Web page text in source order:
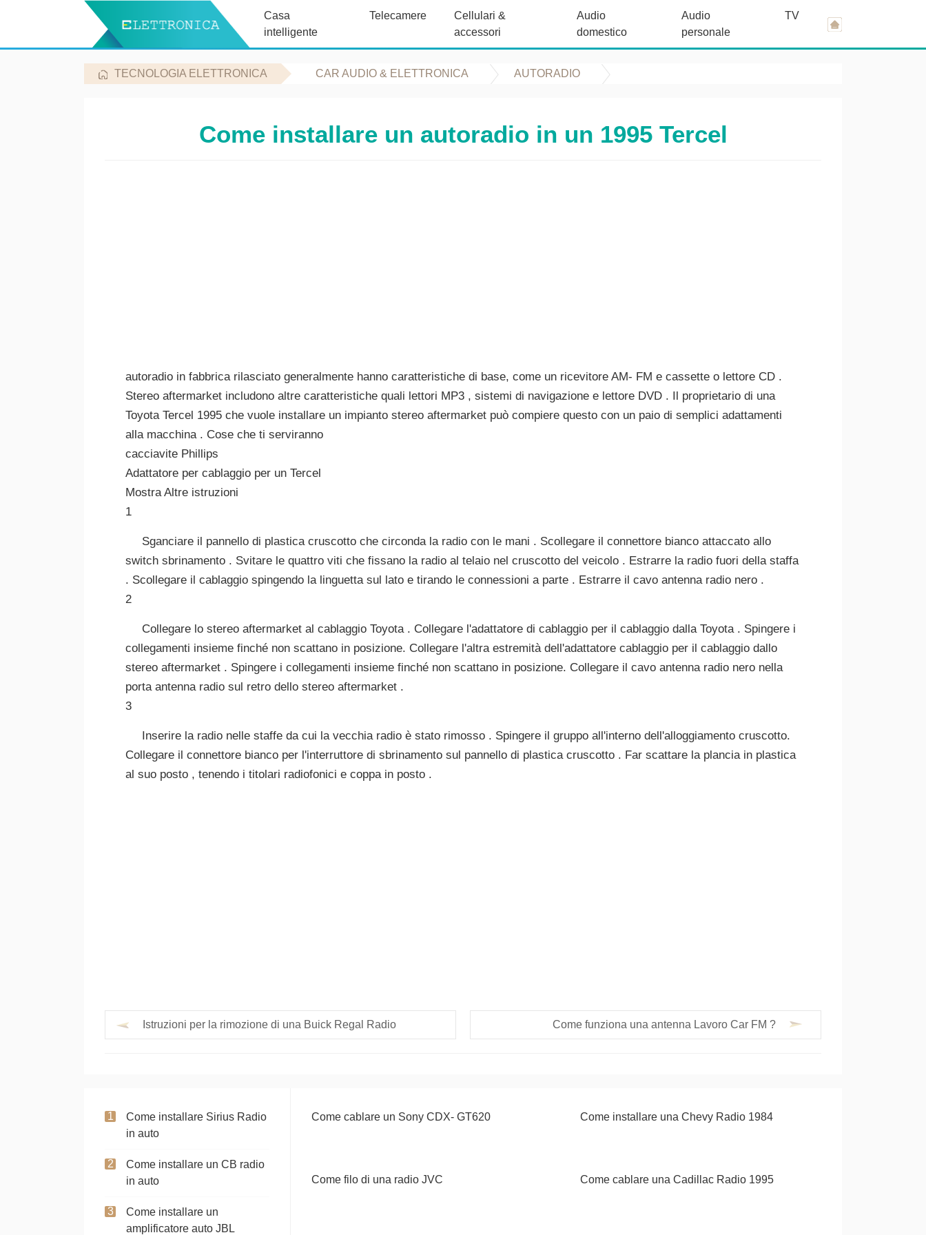
Casa
intelligente
Telecamere
Cellulari &
accessori
Audio
domestico
Audio
personale
TV
TECNOLOGIA ELETTRONICA CAR AUDIO & ELETTRONICA AUTORADIO
Come installare un autoradio in un 1995 Tercel
autoradio in fabbrica rilasciato generalmente hanno caratteristiche di base, come un ricevitore AM- FM e cassette o lettore CD .
Stereo aftermarket includono altre caratteristiche quali lettori MP3 , sistemi di navigazione e lettore DVD . Il proprietario di una
Toyota Tercel 1995 che vuole installare un impianto stereo aftermarket può compiere questo con un paio di semplici adattamenti
alla macchina . Cose che ti serviranno
cacciavite Phillips
Adattatore per cablaggio per un Tercel
Mostra Altre istruzioni
1
Sganciare il pannello di plastica cruscotto che circonda la radio con le mani . Scollegare il connettore bianco attaccato allo
switch sbrinamento . Svitare le quattro viti che fissano la radio al telaio nel cruscotto del veicolo . Estrarre la radio fuori della staffa
. Scollegare il cablaggio spingendo la linguetta sul lato e tirando le connessioni a parte . Estrarre il cavo antenna radio nero .
2
Collegare lo stereo aftermarket al cablaggio Toyota . Collegare l'adattatore di cablaggio per il cablaggio dalla Toyota . Spingere i
collegamenti insieme finché non scattano in posizione. Collegare l'altra estremità dell'adattatore cablaggio per il cablaggio dallo
stereo aftermarket . Spingere i collegamenti insieme finché non scattano in posizione. Collegare il cavo antenna radio nero nella
porta antenna radio sul retro dello stereo aftermarket .
3
Inserire la radio nelle staffe da cui la vecchia radio è stato rimosso . Spingere il gruppo all'interno dell'alloggiamento cruscotto.
Collegare il connettore bianco per l'interruttore di sbrinamento sul pannello di plastica cruscotto . Far scattare la plancia in plastica
al suo posto , tenendo i titolari radiofonici e coppa in posto .
Istruzioni per la rimozione di una Buick Regal Radio Come funziona una antenna Lavoro Car FM ?
Come installare Sirius Radio
in auto
Come installare un CB radio
in auto
Come installare un
amplificatore auto JBL
Come cablare un Sony CDX- GT620 Come installare una Chevy Radio 1984
Come filo di una radio JVC Come cablare una Cadillac Radio 1995